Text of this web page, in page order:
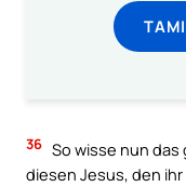
36 So wisse nun das
diesen Jesus, den ihr